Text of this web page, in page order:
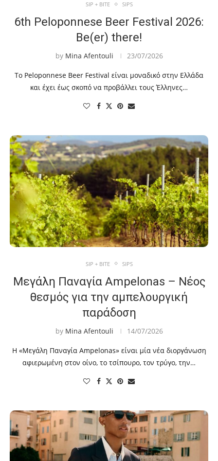
SIP + BITE SIPS
6th Peloponnese Beer Festival 2026:
Be(er) there!
by Mina Afentouli 23/07/2026
To Peloponnese Beer Festival είναι μοναδικό στην Ελλάδα
και έχει έως σκοπό να προβάλλει τους Έλληνες…
SIP + BITE SIPS
Μεγάλη Παναγία Ampelonas – Nέος
θεσμός για την αμπελουργική
παράδοση
by Mina Afentouli 14/07/2026
Η «Μεγάλη Παναγία Ampelonas» είναι μία νέα διοργάνωση
αφιερωμένη στον οίνο, το τσίπουρο, τον τρύγο, την…